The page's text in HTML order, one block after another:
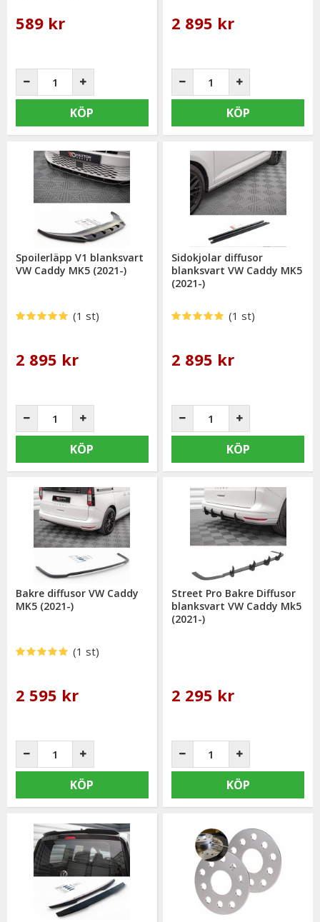
589 kr
KÖP
2 895 kr
KÖP
Spoilerläpp V1 blanksvart
VW Caddy MK5 (2021-)
(1 st)
2 895 kr
KÖP
Sidokjolar diffusor
blanksvart VW Caddy MK5
(2021-)
(1 st)
2 895 kr
KÖP
Bakre diffusor VW Caddy
MK5 (2021-)
(1 st)
2 595 kr
KÖP
Street Pro Bakre Diffusor
blanksvart VW Caddy Mk5
(2021-)
2 295 kr
KÖP